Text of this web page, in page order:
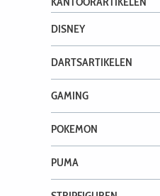
DISNEY
DARTSARTIKELEN
GAMING
POKEMON
PUMA